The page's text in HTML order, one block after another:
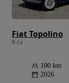
Fiat Topolino
8 cv
100 km
2026